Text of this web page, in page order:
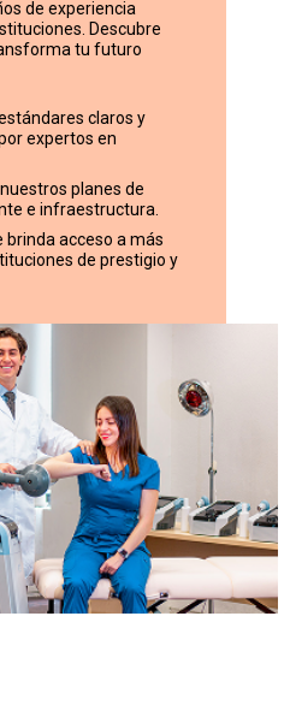
de experiencia
Descubre
tu futuro
claros y
expertos en
planes de
e infraestructura.
brinda acceso a más
de prestigio y